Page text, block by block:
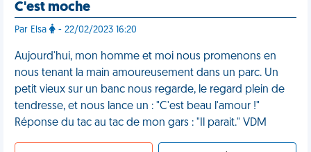
C'est moche
Par Elsa - 22/02/2023 16:20
Aujourd'hui, mon homme et moi nous promenons en
nous tenant la main amoureusement dans un parc. Un
petit vieux sur un banc nous regarde, le regard plein de
tendresse, et nous lance un : "C'est beau l'amour !"
Réponse du tac au tac de mon gars : "Il parait." VDM